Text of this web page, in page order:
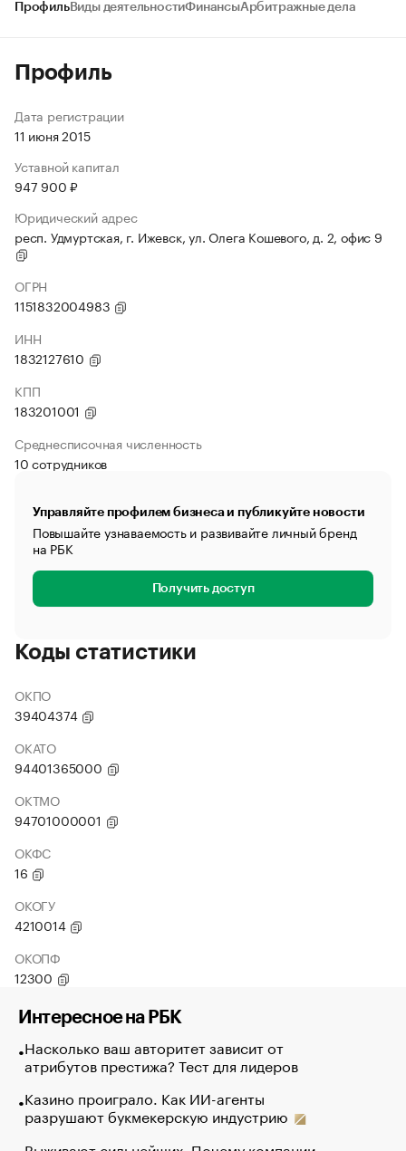
ПрофильВиды деятельностиФинансыАрбитражные дела
Профиль
Дата регистрации
11 июня 2015
Уставной капитал
947 900 ₽
Юридический адрес
респ. Удмуртская, г. Ижевск, ул. Олега Кошевого, д. 2, офис 9
ОГРН
1151832004983
ИНН
1832127610
КПП
183201001
Среднесписочная численность
10 сотрудников
Управляйте профилем бизнеса и публикуйте новости
Повышайте узнаваемость и развивайте личный бренд
на РБК
Получить доступ
Коды статистики
ОКПО
39404374
ОКАТО
94401365000
ОКТМО
94701000001
ОКФС
16
ОКОГУ
4210014
ОКОПФ
12300
Интересное на РБК
Насколько ваш авторитет зависит от
атрибутов престижа? Тест для лидеров
Казино проиграло. Как ИИ-агенты
разрушают букмекерскую индустрию